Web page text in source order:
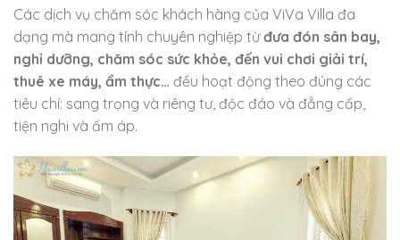
Các dịch vụ chăm sóc khách hàng của ViVa Villa đa
dạng mà mang tính chuyên nghiệp từđưa đón sân bay,
nghỉ dưỡng, chăm sóc sức khỏe, đến vui chơi giải trí,
thuê xe máy, ẩm thực… đều hoạt động theo đúng các
tiêu chí: sang trọng và riêng tư, độc đáo và đẳng cấp,
tiện nghi và ấm áp.